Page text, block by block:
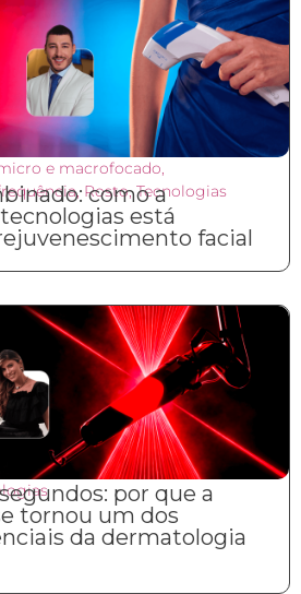
e macrofocado,
,Rosto,Tecnologias
como a
está
facial
por que a
tornou um dos
da dermatologia